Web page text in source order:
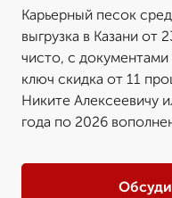
Карьерный песок
выгрузка в Казани от
чисто, с документами
ключ скидка от 11
Никите Алексеевичу
года по 2026